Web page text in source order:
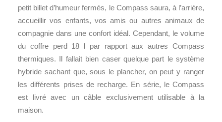
petit billet d’humeur fermés, le Compass saura, à l’arrière,
accueillir vos enfants, vos amis ou autres animaux de
compagnie dans une confort idéal. Cependant, le volume
du coffre perd 18 l par rapport aux autres Compass
thermiques. Il fallait bien caser quelque part le système
hybride sachant que, sous le plancher, on peut y ranger
les différents prises de recharge. En série, le Compass
est livré avec un câble exclusivement utilisable à la
maison.